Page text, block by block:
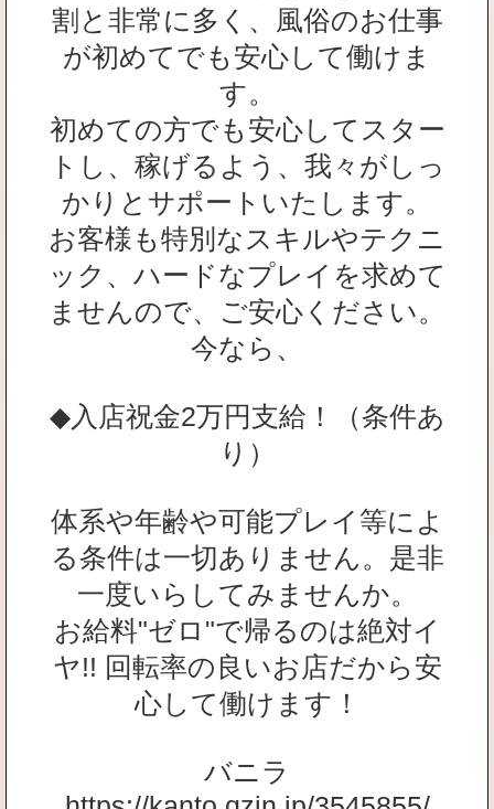
割と非常に多く、風俗のお仕事
が初めてでも安心して働けま
す。
初めての方でも安心してスター
トし、稼げるよう、我々がしっ
かりとサポートいたします。
お客様も特別なスキルやテクニ
ック、ハードなプレイを求めて
ませんので、ご安心ください。
今なら、
◆入店祝金2万円支給！（条件あ
り）
体系や年齢や可能プレイ等によ
る条件は一切ありません。是非
一度いらしてみませんか。
お給料"ゼロ"で帰るのは絶対イ
ヤ!! 回転率の良いお店だから安
心して働けます！
バニラ